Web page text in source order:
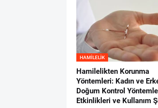
HAMILELIK
Hamilelikten Korunma
Yöntemleri: Kadın ve
Doğum Kontrol
Etkinlikleri ve Kullanım